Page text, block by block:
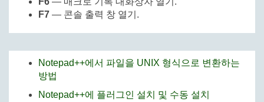
F7 — 콘솔 출력 창 열기.
Notepad++에서 파일을 UNIX 형식으로 변환하는
방법
Notepad++에 플러그인 설치 및 수동 설치